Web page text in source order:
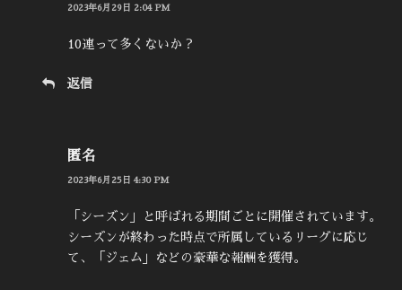
2023年6月29日 2:04 PM
10連って多くないか？
返信
匿名
2023年6月25日 4:30 PM
「シーズン」と呼ばれる期間ごとに開催されています。
シーズンが終わった時点で所属しているリーグに応じ
て、「ジェム」などの豪華な報酬を獲得。